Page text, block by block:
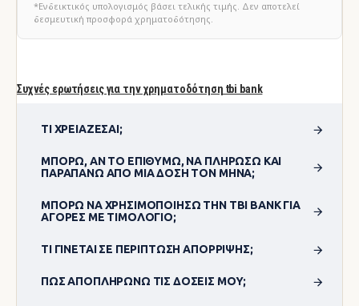
Συχνές ερωτήσεις για την χρηματοδότηση tbi bank
ΤΙ ΧΡΕΙΆΖΕΣΑΙ;
ΜΠΟΡΏ, ΑΝ ΤΟ ΕΠΙΘΥΜΏ, ΝΑ ΠΛΗΡΏΣΩ ΚΑΙ
ΠΑΡΑΠΆΝΩ ΑΠΌ ΜΊΑ ΔΌΣΗ ΤΟΝ ΜΉΝΑ;
ΜΠΟΡΏ ΝΑ ΧΡΗΣΙΜΟΠΟΊΗΣΩ ΤΗΝ TBI BANK ΓΙΑ
ΑΓΟΡΈΣ ΜΕ ΤΙΜΟΛΌΓΙΟ;
ΤΙ ΓΊΝΕΤΑΙ ΣΕ ΠΕΡΊΠΤΩΣΗ ΑΠΌΡΡΙΨΗΣ;
ΠΏΣ ΑΠΟΠΛΗΡΏΝΩ ΤΙΣ ΔΌΣΕΙΣ ΜΟΥ;
*Ενδεικτικός υπολογισμός βάσει τελικής τιμής. Δεν αποτελεί
δεσμευτική προσφορά χρηματοδότησης.